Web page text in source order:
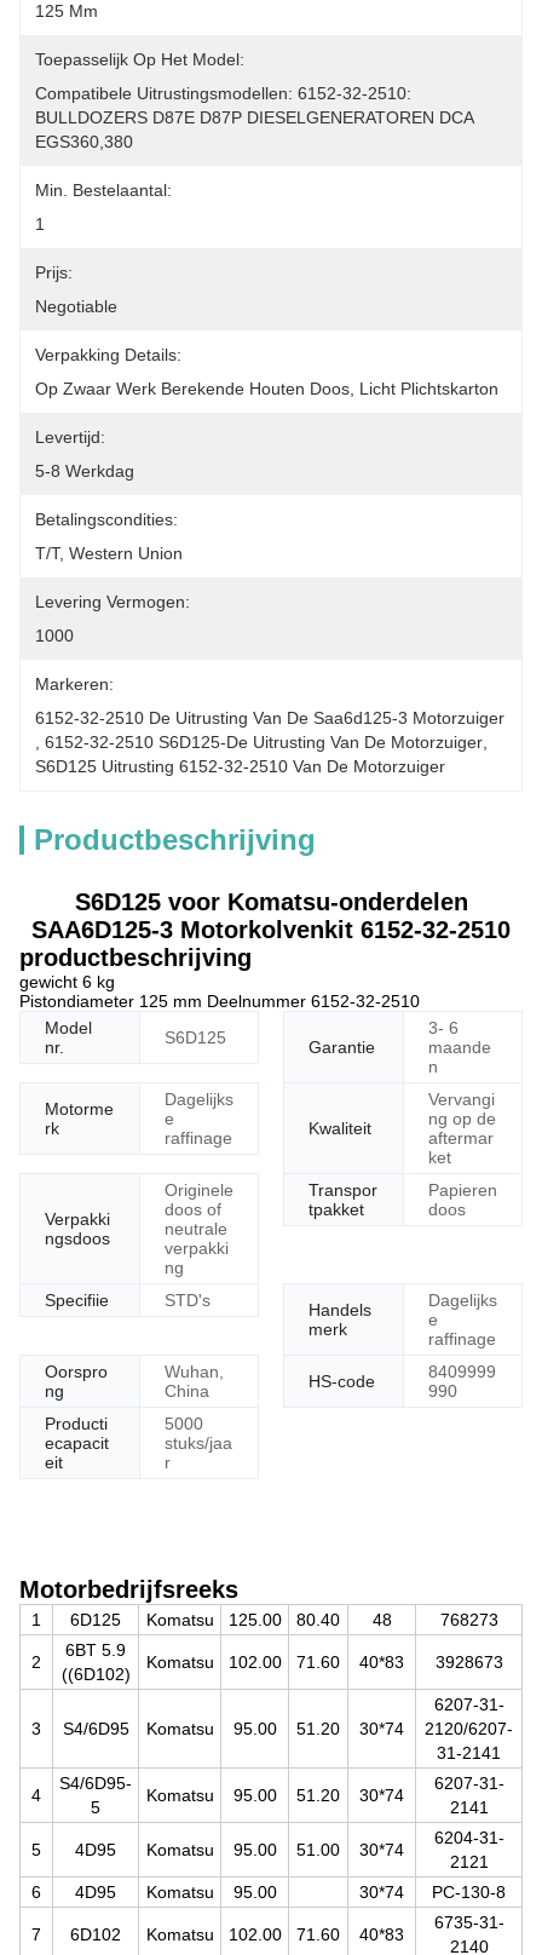
125 Mm
Toepasselijk Op Het Model:
Compatibele Uitrustingsmodellen: 6152-32-2510:
BULLDOZERS D87E D87P DIESELGENERATOREN DCA
EGS360,380
Min. Bestelaantal:
1
Prijs:
Negotiable
Verpakking Details:
Op Zwaar Werk Berekende Houten Doos, Licht Plichtskarton
Levertijd:
5-8 Werkdag
Betalingscondities:
T/T, Western Union
Levering Vermogen:
1000
Markeren:
6152-32-2510 De Uitrusting Van De Saa6d125-3 Motorzuiger
6152-32-2510 S6D125-De Uitrusting Van De Motorzuiger
S6D125 Uitrusting 6152-32-2510 Van De Motorzuiger
Productbeschrijving
S6D125 voor Komatsu-onderdelen
SAA6D125-3 Motorkolvenkit 6152-32-2510
productbeschrijving
gewicht 6 kg
Pistondiameter 125 mm Deelnummer 6152-32-2510
Model
nr.
S6D125 Garantie
3- 6
maande
n
Motorme
rk
Dagelijks
e
raffinage
Kwaliteit
Vervangi
ng op de
aftermar
ket
Verpakki
ngsdoos
Originele
doos of
neutrale
verpakki
ng
Transpor
tpakket
Papieren
doos
Specifiie STD's
Handels
merk
Dagelijks
e
raffinage
Oorspro
ng
Wuhan,
China
HS-code
8409999
990
Producti
ecapacit
eit
5000
stuks/jaa
r
Motorbedrijfsreeks
1 6D125 Komatsu 125.00 80.40 48 768273
2
6BT 5.9
((6D102)
Komatsu 102.00 71.60 40*83 3928673
3 S4/6D95 Komatsu 95.00 51.20 30*74
6207-31-
2120/6207-
31-2141
4
S4/6D95-
5
Komatsu 95.00 51.20 30*74
6207-31-
2141
5 4D95 Komatsu 95.00 51.00 30*74
6204-31-
2121
6
4D95 Komatsu 95.00 30*74 PC-130-8
7 6D102 Komatsu 102.00 71.60 40*83
6735-31-
2140